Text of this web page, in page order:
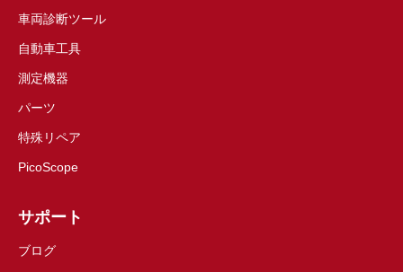
車両診断ツール
自動車工具
測定機器
パーツ
特殊リペア
PicoScope
サポート
ブログ